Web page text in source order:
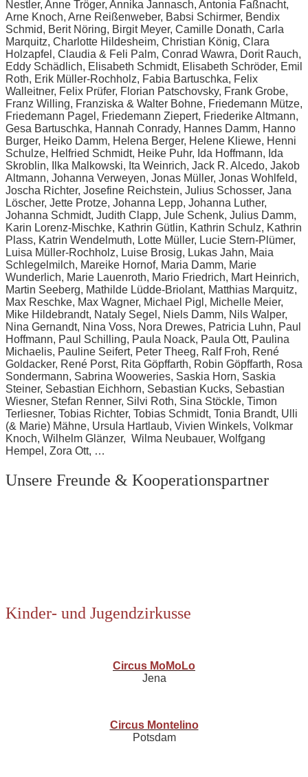
Nestler, Anne Tröger, Annika Jannasch, Antonia Faßnacht,
Arne Knoch, Arne Reißenweber, Babsi Schirmer, Bendix
Schmid, Berit Nöring, Birgit Meyer, Camille Donath, Carla
Marquitz, Charlotte Hildesheim, Christian König, Clara
Holzapfel, Claudia & Feli Palm, Conrad Wawra, Dorit Rauch,
Eddy Schädlich, Elisabeth Schmidt, Elisabeth Schröder, Emil
Roth, Erik Müller-Rochholz, Fabia Bartuschka, Felix
Walleitner, Felix Prüfer, Florian Patschovsky, Frank Grobe,
Franz Willing, Franziska & Walter Bohne, Friedemann Mütze,
Friedemann Pagel, Friedemann Ziepert, Friederike Altmann,
Gesa Bartuschka, Hannah Conrady, Hannes Damm, Hanno
Burger, Heiko Damm, Helena Berger, Helene Kliewe, Henni
Schulze, Helfried Schmidt, Heike Puhr, Ida Hoffmann, Ida
Skroblin, Ilka Malkowski, Ita Weinrich, Jack R. Alcedo, Jakob
Altmann, Johanna Verweyen, Jonas Müller, Jonas Wohlfeld,
Joscha Richter, Josefine Reichstein, Julius Schosser, Jana
Löscher, Jette Protze, Johanna Lepp, Johanna Luther,
Johanna Schmidt, Judith Clapp, Jule Schenk, Julius Damm,
Karin Lorenz-Mischke, Kathrin Gütlin, Kathrin Schulz, Kathrin
Plass, Katrin Wendelmuth, Lotte Müller, Lucie Stern-Plümer,
Luisa Müller-Rochholz, Luise Brosig, Lukas Jahn, Maia
Schlegelmilch, Mareike Hornof, Maria Damm, Marie
Wunderlich, Marie Lauenroth, Mario Friedrich, Mart Heinrich,
Martin Seeberg, Mathilde Lüdde-Briolant, Matthias Marquitz,
Max Reschke, Max Wagner, Michael Pigl, Michelle Meier,
Mike Hildebrandt, Nataly Segel, Niels Damm, Nils Walper,
Nina Gernandt, Nina Voss, Nora Drewes, Patricia Luhn, Paul
Hoffmann, Paul Schilling, Paula Noack, Paula Ott, Paulina
Michaelis, Pauline Seifert, Peter Theeg, Ralf Froh, René
Goldacker, René Porst, Rita Göpffarth, Robin Göpffarth, Rosa
Sondermann, Sabrina Wooweries, Saskia Horn, Saskia
Steiner, Sebastian Eichhorn, Sebastian Kucks, Sebastian
Wiesner, Stefan Renner, Silvi Roth, Sina Stöckle, Timon
Terliesner, Tobias Richter, Tobias Schmidt, Tonia Brandt, Ulli
(& Marie) Mähne, Ursula Hartlaub, Vivien Winkels, Volkmar
Knoch, Wilhelm Glänzer, Wilma Neubauer, Wolfgang
Hempel, Zora Ott, …
Unsere Freunde & Kooperationspartner
Kinder- und Jugendzirkusse
Circus MoMoLo
Jena
Circus Montelino
Potsdam